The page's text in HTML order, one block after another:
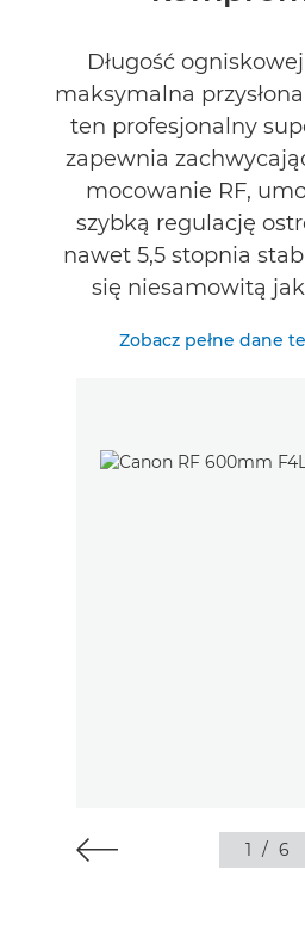
Recenzje
Pomoc techniczna
Długość
maksymalna
ten profesjonalny
zapewnia
mocowanie RF,
szybką regulację
nawet 5,5 stopnia
się niesamowitą
Zobacz pełne dane
1 / 6